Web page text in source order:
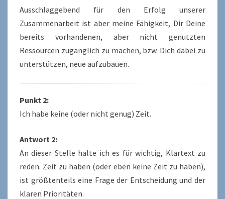
Ausschlaggebend für den Erfolg unserer
Zusammenarbeit ist aber meine Fähigkeit, Dir Deine
bereits vorhandenen, aber nicht genutzten
Ressourcen zugänglich zu machen, bzw. Dich dabei zu
unterstützen, neue aufzubauen.
Punkt 2:
Ich habe keine (oder nicht genug) Zeit.
Antwort 2:
An dieser Stelle halte ich es für wichtig, Klartext zu
reden. Zeit zu haben (oder eben keine Zeit zu haben),
ist größtenteils eine Frage der Entscheidung und der
klaren Prioritäten.